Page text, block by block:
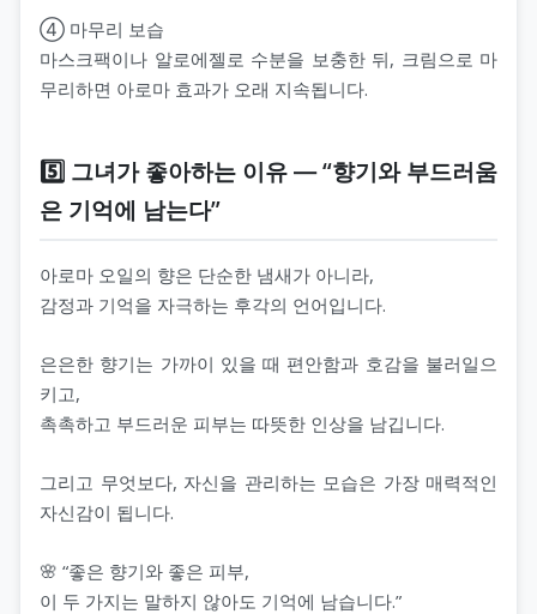
④ 마무리 보습
마스크팩이나 알로에젤로 수분을 보충한 뒤, 크림으로 마
무리하면 아로마 효과가 오래 지속됩니다.
5️⃣ 그녀가 좋아하는 이유 ― “향기와 부드러움
은 기억에 남는다”
아로마 오일의 향은 단순한 냄새가 아니라,
감정과 기억을 자극하는 후각의 언어입니다.
은은한 향기는 가까이 있을 때 편안함과 호감을 불러일으
키고,
촉촉하고 부드러운 피부는 따뜻한 인상을 남깁니다.
그리고 무엇보다, 자신을 관리하는 모습은 가장 매력적인
자신감이 됩니다.
🌸 “좋은 향기와 좋은 피부,
이 두 가지는 말하지 않아도 기억에 남습니다.”